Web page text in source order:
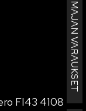
MAJAN VARAUKSET
FI43 4108